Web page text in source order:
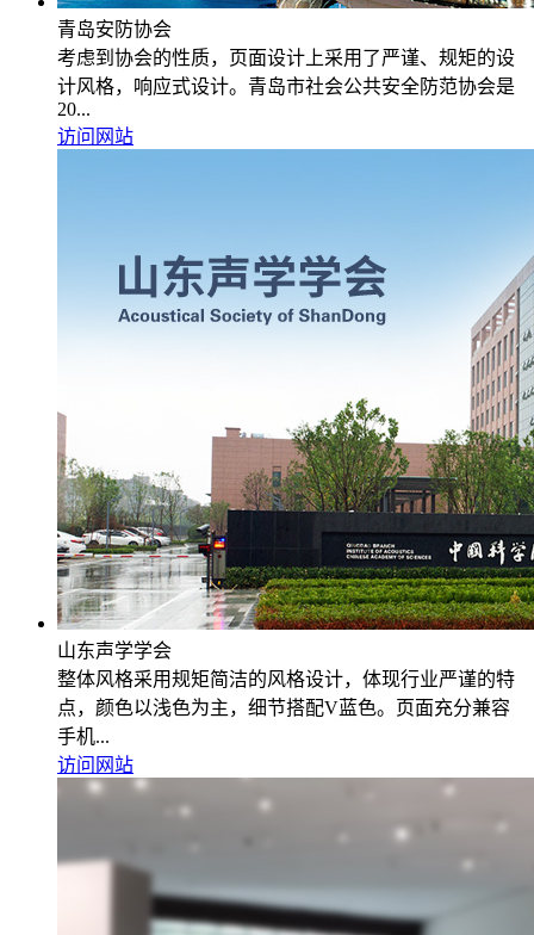
青岛安防协会
考虑到协会的性质，页面设计上采用了严谨、规矩的设
计风格，响应式设计。青岛市社会公共安全防范协会是
20...
访问网站
山东声学学会
整体风格采用规矩简洁的风格设计，体现行业严谨的特
点，颜色以浅色为主，细节搭配V蓝色。页面充分兼容
手机...
访问网站